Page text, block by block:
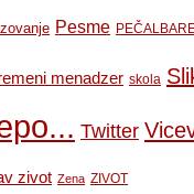
Pesme
menadzer skola
Twitter
zivot Zena ZIVOT